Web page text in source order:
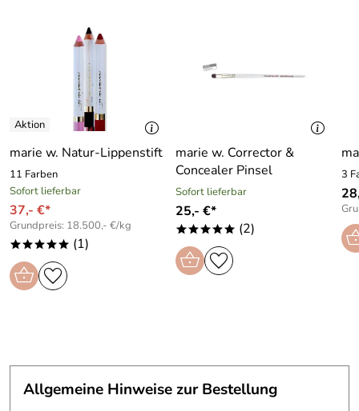
marie w. Natur-Lippenstift
11 Farben
Sofort lieferbar
37,- €*
Grundpreis: 18.500,- €/kg
***** (1)
marie w. Corrector &
Concealer Pinsel
Sofort lieferbar
25,- €*
***** (2)
3
Allgemeine Hinweise zur Bestellung